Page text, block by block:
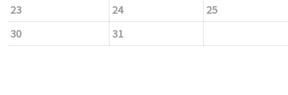
23
24 25
30
31